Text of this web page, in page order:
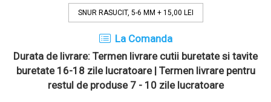
SNUR RASUCIT, 5-6 MM + 15,00 LEI
La Comanda
Durata de livrare: Termen livrare cutii buretate si tavite
buretate 16-18 zile lucratoare | Termen livrare pentru
restul de produse 7 - 10 zile lucratoare